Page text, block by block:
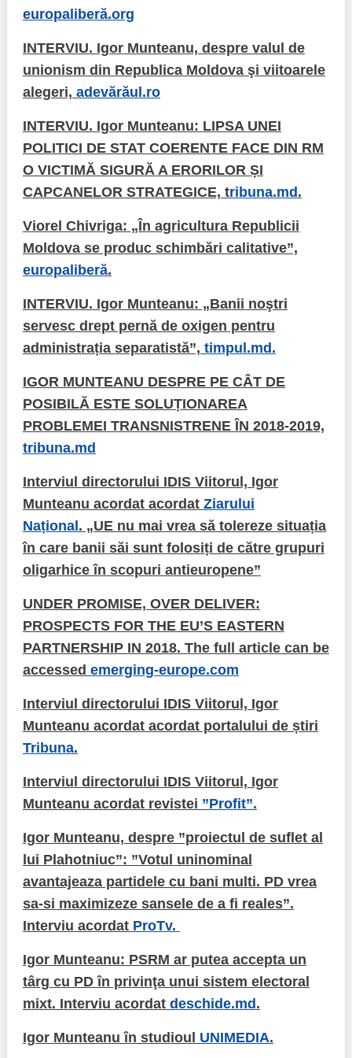
Democracy, independence and transparency of key
public institutions in Moldova
Integrity of public procurement in Moldova
Public procurement
europaliberă.org
INTERVIU. Igor Munteanu, despre valul de
unionism din Republica Moldova şi viitoarele
alegeri, adevărăul.ro
INTERVIU. Igor Munteanu: LIPSA UNEI
POLITICI DE STAT COERENTE FACE DIN RM
O VICTIMĂ SIGURĂ A ERORILOR ȘI
CAPCANELOR STRATEGICE, tribuna.md .
Viorel Chivriga: „În agricultura Republicii
Moldova se produc schimbări calitative”,
europaliberă.
INTERVIU. Igor Munteanu: „Banii noştri
servesc drept pernă de oxigen pentru
administrația separatistă”, timpul.md.
IGOR MUNTEANU DESPRE PE CÂT DE
POSIBILĂ ESTE SOLUȚIONAREA
PROBLEMEI TRANSNISTRENE ÎN 2018-2019,
tribuna.md
Interviul directorului IDIS Viitorul, Igor
Munteanu acordat acordat Ziarului
Național . „UE nu mai vrea să tolereze situația
în care banii săi sunt folosiți de către grupuri
oligarhice în scopuri antieuropene”
UNDER PROMISE, OVER DELIVER:
PROSPECTS FOR THE EU’S EASTERN
PARTNERSHIP IN 2018. The full article can be
accessed emerging-europe.com
Interviul directorului IDIS Viitorul, Igor
Munteanu acordat acordat portalului de știri
Tribuna.
Interviul directorului IDIS Viitorul, Igor
Munteanu acordat revistei ”Profit”.
Igor Munteanu, despre ”proiectul de suflet al
lui Plahotniuc”: ”Votul uninominal
avantajeaza partidele cu bani multi. PD vrea
sa-si maximizeze sansele de a fi reales”.
Interviu acordat ProTv.
Igor Munteanu: PSRM ar putea accepta un
târg cu PD în privinţa unui sistem electoral
mixt. Interviu acordat deschide.md .
Igor Munteanu în studioul UNIMEDIA.